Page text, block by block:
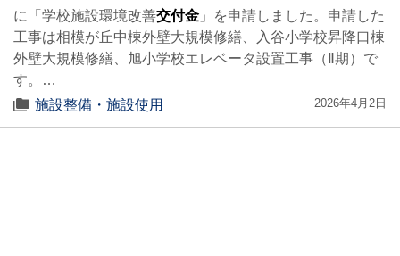
に「学校施設環境改善交付金 」を申請しました。申請した
工事は相模が丘中棟外壁大規模修繕、入谷小学校昇降口棟
外壁大規模修繕、旭小学校エレベータ設置工事（Ⅱ期）で
す。…
施設整備・施設使用
2026年4月2日